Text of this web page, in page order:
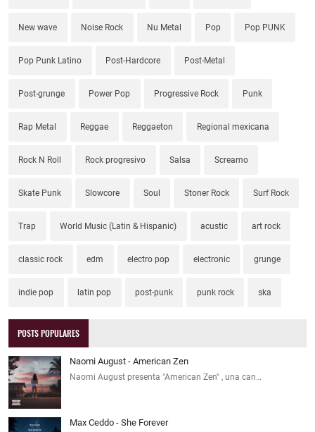
New wave Noise Rock Nu Metal Pop Pop PUNK
Pop Punk Latino Post-Hardcore Post-Metal
Post-grunge Power Pop Progressive Rock Punk
Rap Metal Reggae Reggaeton Regional mexicana
Rock N Roll Rock progresivo Salsa Screamo
Skate Punk Slowcore Soul Stoner Rock Surf Rock
Trap World Music (Latin & Hispanic) acustic art rock
classic rock edm electro pop electronic grunge
indie pop latin pop post-punk punk rock ska
POSTS POPULARES
Naomi August - American Zen
Naomi August presenta "American Zen" , una can…
Max Ceddo - She Forever